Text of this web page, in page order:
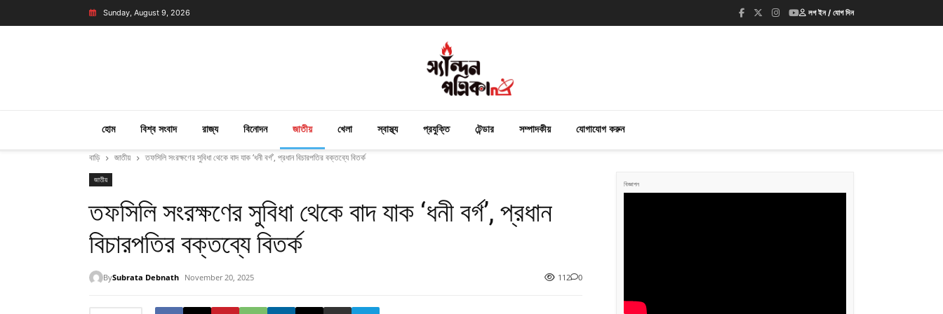
Sunday, August 9, 2026 লগ ইন / যোগ দিন
হোম বিশ্ব সংবাদ রাজ্য বিনোদন জাতীয় খেলা স্বাস্থ্য প্রযুক্তি টেন্ডার সম্পাদকীয় যোগাযোগ করুন
বাড়ি জাতীয় তফসিলি সংরক্ষণের সুবিধা থেকে বাদ যাক ‘ধনী বর্গ’, প্রধান বিচারপতির বক্তব্যে বিতর্ক
জাতীয়
তফসিলি সংরক্ষণের সুবিধা থেকে বাদ যাক ‘ধনী বর্গ’, প্রধান
বিচারপতির বক্তব্যে বিতর্ক
BySubrata Debnath November 20, 2025 112 0
বিজ্ঞাপন